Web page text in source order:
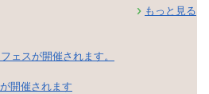
もっと見る
ェスが開催されます。
開催されます